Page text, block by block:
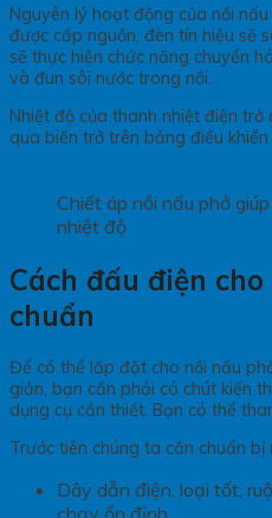
Nguyên lý hoạt động của nồi
được cấp nguồn, đèn tín hiệu sẽ
sẽ thực hiện chức năng chuyển
và đun sôi nước trong nồi.
Nhiệt độ của thanh nhiệt điện
qua biến trở trên bảng điều khiển
Chiết áp nồi nấu phở
nhiệt độ
Cách đấu điện
chuẩn
Để có thể lắp đặt cho nồi nấu
giản, bạn cần phải có chút kiến
dụng cụ cần thiết. Bạn có thể
Trước tiên chúng ta cần chuẩn
Dây dẫn điện, loại tốt,